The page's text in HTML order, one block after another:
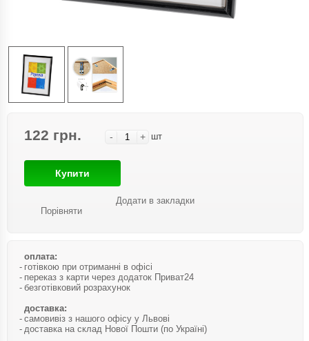
122 грн. - + шт
Купити
Порівняти
Додати в закладки
оплата:
готівкою при отриманні в офісі
переказ з карти через додаток Приват24
безготівковий розрахунок
доставка:
самовивіз з нашого офісу у Львові
доставка на склад Нової Пошти (по Україні)